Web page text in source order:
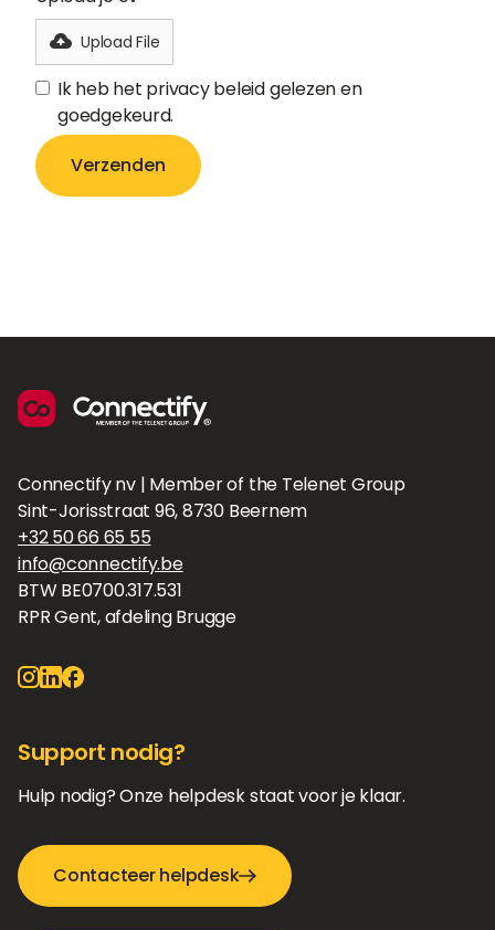
Upload File
Ik heb het privacy beleid gelezen en
goedgekeurd.
Connectify nv | Member of the Telenet Group
Sint-Jorisstraat 96, 8730 Beernem
+32 50 66 65 55
info@connectify.be
BTW BE0700.317.531
RPR Gent, afdeling Brugge
Support nodig?
Hulp nodig? Onze helpdesk staat voor je klaar.
Contacteer helpdesk